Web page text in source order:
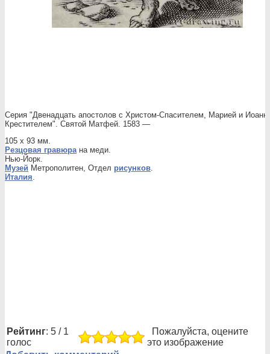
Серия "Двенадцать апостолов с Христом-Спасителем, Марией и
Крестителем". Святой Матфей. 1583 —
105 х 93 мм.
Резцовая гравюрана меди.
Нью-Йорк.
Музей Метрополитен, Отдел рисунков.
Италия.
Рейтинг: 5 / 1
голос
Пожалуйста, оцените
это изображение